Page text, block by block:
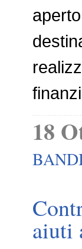
18
aiuti